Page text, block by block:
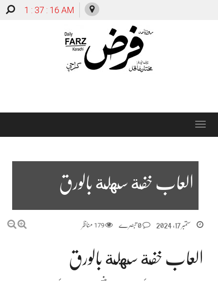
1 : 37 : 17 AM
Toggle
العاب خفة سهلة بالورق
ستمبر 17, 2024 179 مناظر
العاب خفة سهلة بالورق